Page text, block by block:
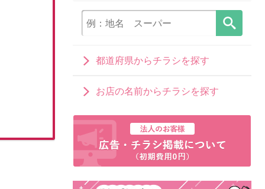
都道府県からチラシを探す
お店の名前からチラシを探す